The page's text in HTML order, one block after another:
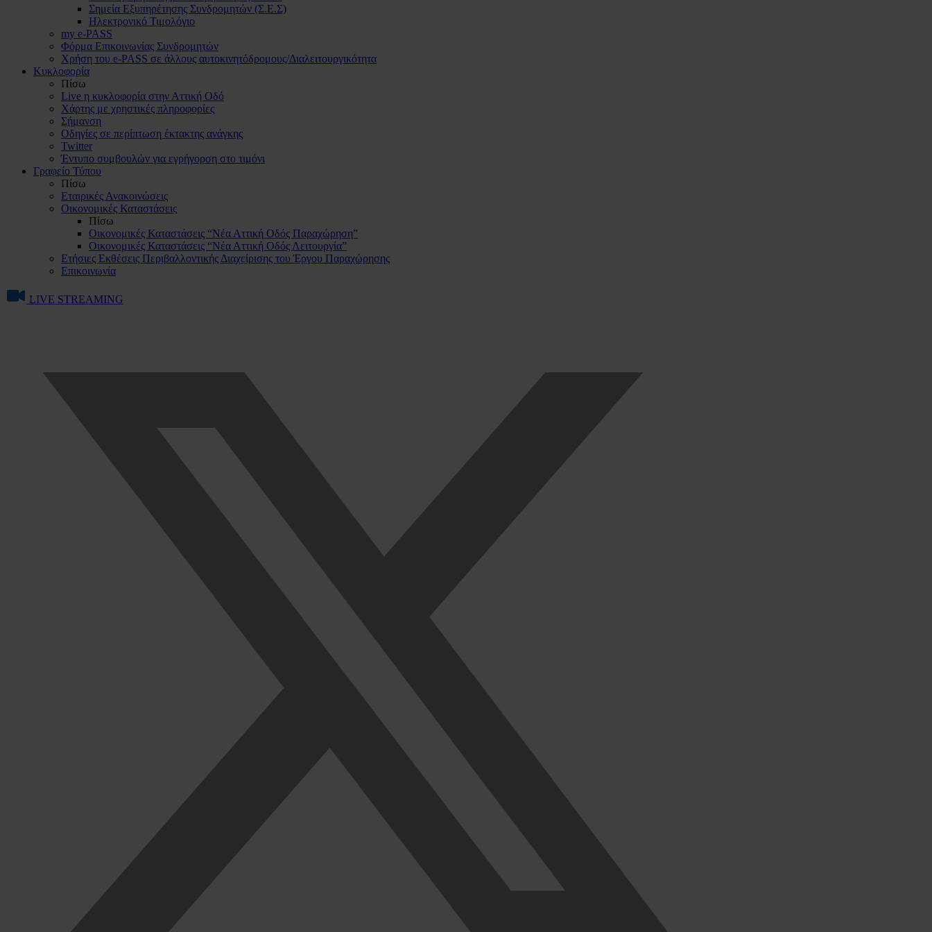
Σημεία Εξυπηρέτησης Συνδρομητών (Σ.Ε.Σ)
Ηλεκτρονικό Τιμολόγιο
my e-PASS
Φόρμα Επικοινωνίας Συνδρομητών
Χρήση του e-PASS σε άλλους αυτοκινητόδρομους/Διαλειτουργικότητα
Κυκλοφορία
Πίσω
Live η κυκλοφορία στην Αττική Οδό
Χάρτης με χρηστικές πληροφορίες
Σήμανση
Οδηγίες σε περίπτωση έκτακτης ανάγκης
Twitter
Έντυπο συμβουλών για εγρήγορση στο τιμόνι
Γραφείο Τύπου
Πίσω
Εταιρικές Ανακοινώσεις
Οικονομικές Καταστάσεις
Πίσω
Οικονομικές Καταστάσεις “Νέα Αττική Οδός Παραχώρηση”
Οικονομικές Καταστάσεις “Νέα Αττική Οδός Λειτουργία”
Ετήσιες Εκθέσεις Περιβαλλοντικής Διαχείρισης του Έργου Παραχώρησης
Επικοινωνία
LIVE STREAMING